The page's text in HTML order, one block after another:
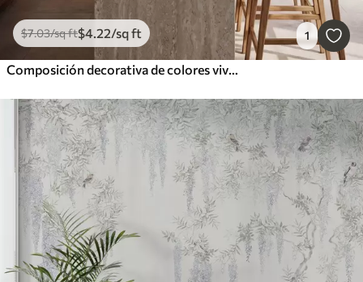
$7.03/sq ft$4.22/sq ft 1
Composición decorativa de colores vivos, al estilo de un mosaico cerámico, con jugosos limones, flores, hojas y ramas